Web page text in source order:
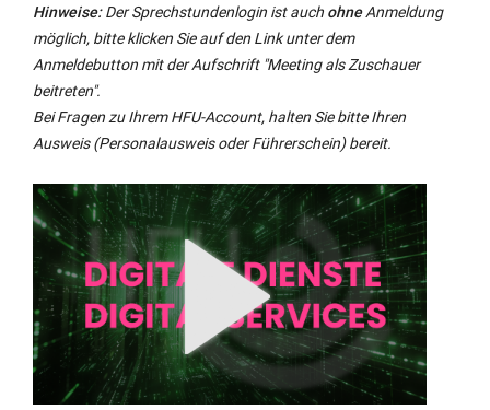
geöffnet:
Hinweise:Der Sprechstundenlogin ist auch ohneAnmeldung
möglich, bitte klicken Sie auf den Link unter dem
Anmeldebutton mit der Aufschrift "Meeting als Zuschauer
beitreten".
Bei Fragen zu Ihrem HFU-Account, halten Sie bitte Ihren
Ausweis (Personalausweis oder Führerschein) bereit.